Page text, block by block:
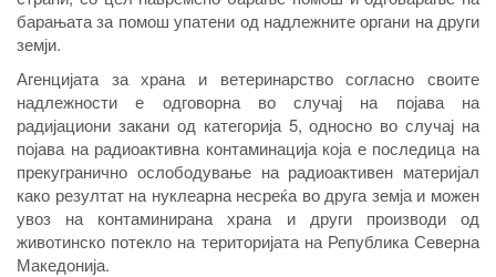
барањата за помош упатени од надлежните органи на други
земји.
Агенцијата за храна и ветеринарство согласно своите
надлежности е одговорна во случај на појава на
радијациони закани од категорија 5, односно во случај на
појава на радиоактивна контаминација која е последица на
прекугранично ослободување на радиоактивен материјал
како резултат на нуклеарна несреќа во друга земја и можен
увоз на контаминирана храна и други производи од
животинско потекло на територијата на Република Северна
Македонија.